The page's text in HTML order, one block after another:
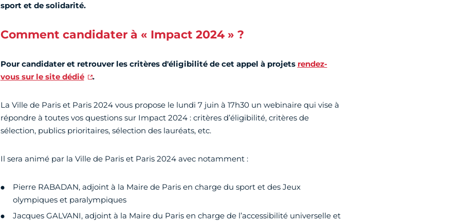
sport et de solidarité.
Comment candidater à « Impact 2024 » ?
Pour candidater et retrouver les critères d'éligibilité de cet appel à projets rendez-
vous sur le site dédié
.
La Ville de Paris et Paris 2024 vous propose le lundi 7 juin à 17h30 un webinaire qui vise à
répondre à toutes vos questions sur Impact 2024 : critères d’éligibilité, critères de
sélection, publics prioritaires, sélection des lauréats, etc.
Il sera animé par la Ville de Paris et Paris 2024 avec notamment :
Pierre RABADAN, adjoint à la Maire de Paris en charge du sport et des Jeux
olympiques et paralympiques
Jacques GALVANI, adjoint à la Maire du Paris en charge de l’accessibilité universelle et